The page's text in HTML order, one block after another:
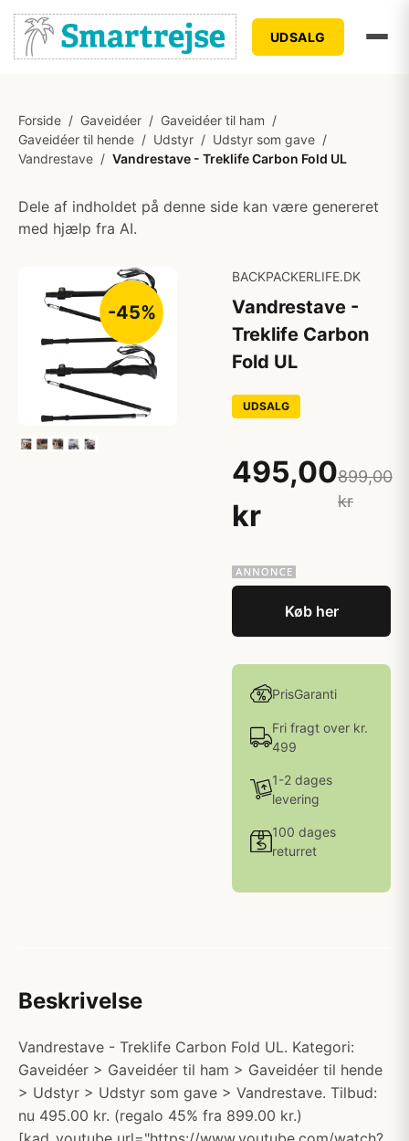
UDSALG
Forside / Gaveidéer / Gaveidéer til ham /
Gaveidéer til hende / Udstyr / Udstyr som gave /
Vandrestave / Vandrestave - Treklife Carbon Fold UL
Dele af indholdet på denne side kan være genereret
med hjælp fra AI.
-45%
BACKPACKERLIFE.DK
Vandrestave -
Treklife Carbon
Fold UL
UDSALG
495,00
kr
899,00
kr
Køb her
PrisGaranti
Fri fragt over kr.
499
1-2 dages
levering
100 dages
returret
Beskrivelse
Vandrestave - Treklife Carbon Fold UL. Kategori:
Gaveidéer > Gaveidéer til ham > Gaveidéer til hende
> Udstyr > Udstyr som gave > Vandrestave. Tilbud:
nu 495.00 kr. (regalo 45% fra 899.00 kr.)